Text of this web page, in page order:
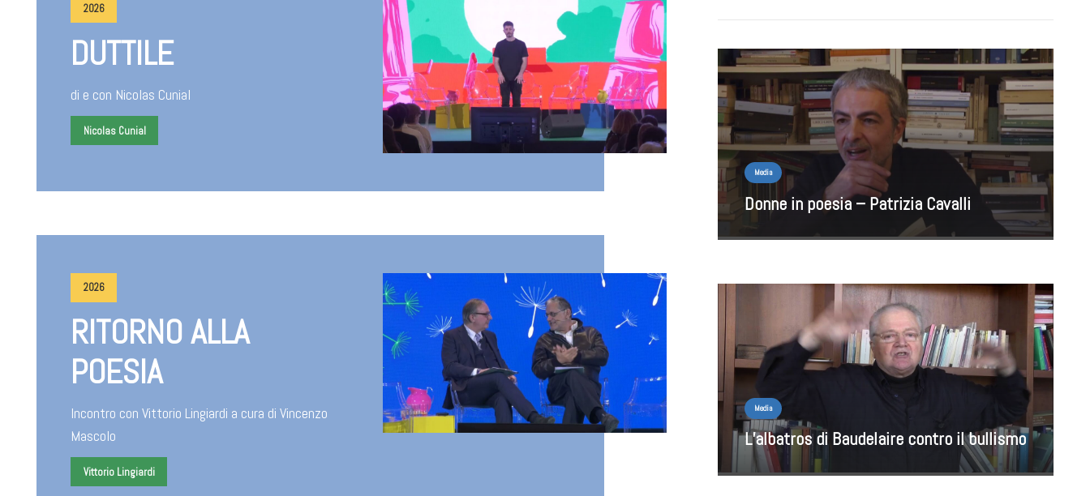
2026
DUTTILE
di e con Nicolas Cunial
Nicolas Cunial
2026
RITORNO ALLA
POESIA
Incontro con Vittorio Lingiardi a cura di Vincenzo
Mascolo
Vittorio Lingiardi
Media
Donne in poesia – Patrizia Cavalli
Media
L’albatros di Baudelaire contro il bullismo